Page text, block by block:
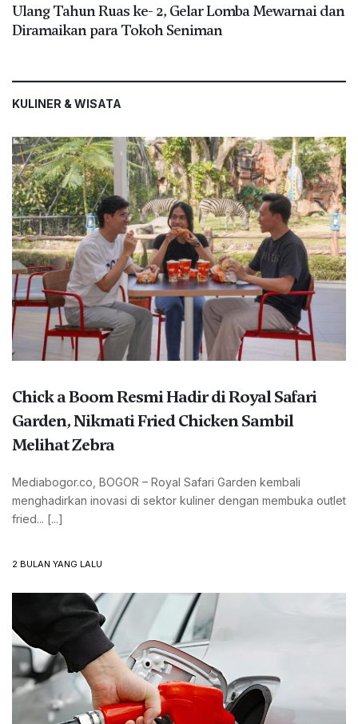
Ulang Tahun Ruas ke- 2, Gelar Lomba Mewarnai dan
Diramaikan para Tokoh Seniman
KULINER & WISATA
Chick a Boom Resmi Hadir di Royal Safari
Garden, Nikmati Fried Chicken Sambil
Melihat Zebra
Mediabogor.co, BOGOR – Royal Safari Garden kembali
menghadirkan inovasi di sektor kuliner dengan membuka outlet
fried... [...]
2 BULAN YANG LALU